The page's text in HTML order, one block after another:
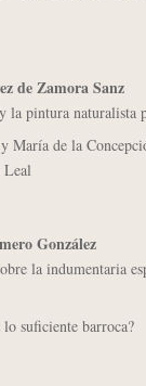
de Zamora Sanz
la pintura naturalista
María de la
Leal
González
la indumentaria
suficiente barroca?